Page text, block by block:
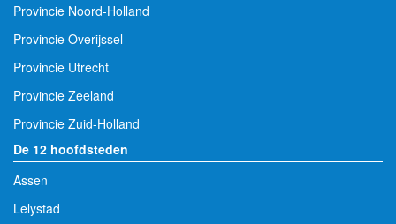
Provincie Noord-Holland
Provincie Overijssel
Provincie Utrecht
Provincie Zeeland
Provincie Zuid-Holland
De 12 hoofdsteden
Assen
Lelystad